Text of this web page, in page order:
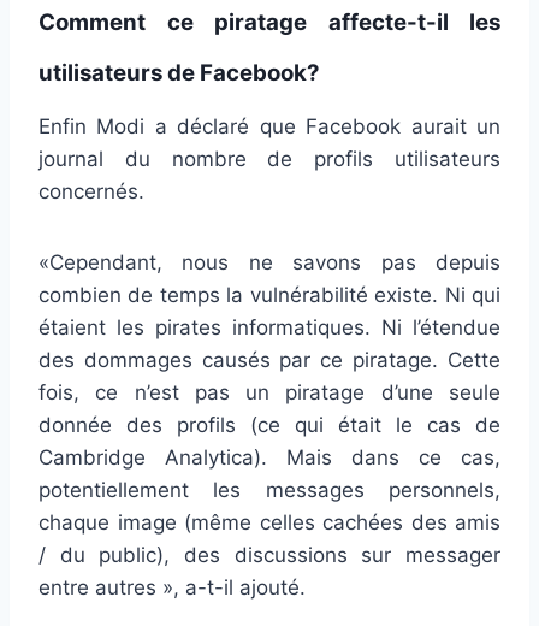
Comment ce piratage affecte-t-il les
utilisateurs de Facebook?
Enfin Modi a déclaré que Facebook aurait un
journal du nombre de profils utilisateurs
concernés.
«Cependant, nous ne savons pas depuis
combien de temps la vulnérabilité existe. Ni qui
étaient les pirates informatiques. Ni l’étendue
des dommages causés par ce piratage. Cette
fois, ce n’est pas un piratage d’une seule
donnée des profils (ce qui était le cas de
Cambridge Analytica). Mais dans ce cas,
potentiellement les messages personnels,
chaque image (même celles cachées des amis
/ du public), des discussions sur messager
entre autres », a-t-il ajouté.